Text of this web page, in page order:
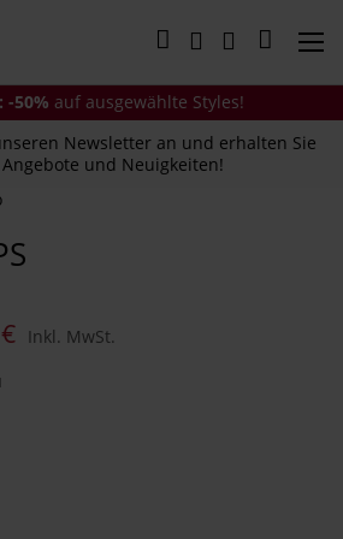
Mein
-50% auf ausgewählte Styles!
Newsletter an und erhalten Sie
und Neuigkeiten!
Inkl. MwSt.